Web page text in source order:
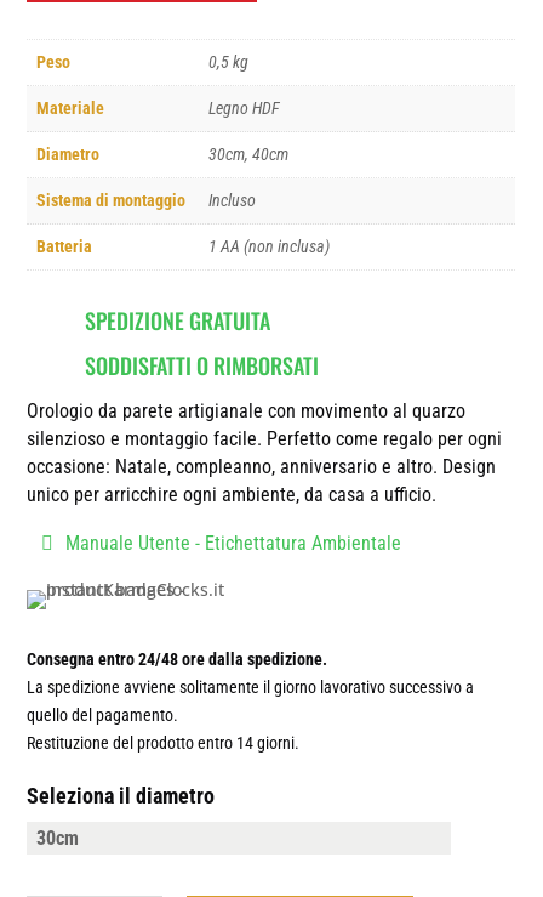
Peso 0,5 kg
Materiale Legno HDF
Diametro 30cm, 40cm
Sistema di montaggio Incluso
Batteria 1 AA (non inclusa)
SPEDIZIONE GRATUITA
SODDISFATTI O RIMBORSATI
Orologio da parete artigianale con movimento al quarzo
silenzioso e montaggio facile. Perfetto come regalo per ogni
occasione: Natale, compleanno, anniversario e altro. Design
unico per arricchire ogni ambiente, da casa a ufficio.
Manuale Utente - Etichettatura Ambientale
Consegna entro 24/48 ore dalla spedizione.
La spedizione avviene solitamente il giorno lavorativo successivo a
quello del pagamento.
Restituzione del prodotto entro 14 giorni.
Seleziona il diametro